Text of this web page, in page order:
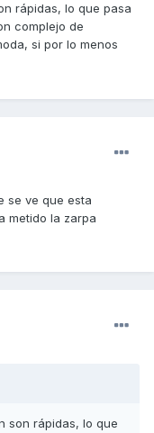
rápidas, lo que pasa
complejo de
si por lo menos
se ve que esta
metido la zarpa
son rápidas, lo que